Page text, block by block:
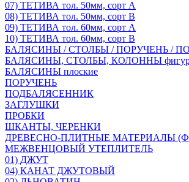
07) ТЕТИВА тол. 50мм, сорт А
08) ТЕТИВА тол. 50мм, сорт В
09) ТЕТИВА тол. 60мм, сорт А
10) ТЕТИВА тол. 60мм, сорт В
БАЛЯСИНЫ / СТОЛБЫ / ПОРУЧЕНЬ /
БАЛЯСИНЫ, СТОЛБЫ, КОЛОННЫ
БАЛЯСИНЫ плоские
ПОРУЧЕНЬ
ПОДБАЛЯСЕННИК
ЗАГЛУШКИ
ПРОБКИ
ШКАНТЫ, ЧЕРЕНКИ
ДРЕВЕСНО-ПЛИТНЫЕ МАТЕРИАЛЫ
МЕЖВЕНЦОВЫЙ УТЕПЛИТЕЛЬ
01) ДЖУТ
04) КАНАТ ДЖУТОВЫЙ